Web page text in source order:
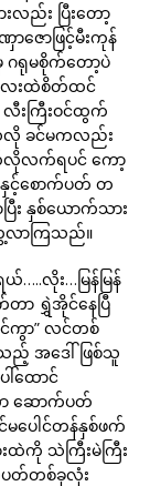
ည်း ပြီးတော့
ဇောဖြင့်မီးကုန်
ဂရုမစိုက်တော့ပဲ
ေးထဲစိတ်ထင်
လီးကြီးဝင်ထွက်
သလို ခင်မကလည်း
လိုလက်ရပင် ကော့
င့်စောက်ပတ် တ
နှစ်ယောက်သား
ာကြသည်။
လိုး…မြန်မြန်
ာ ရွှဲအိုင်နေပြီ
င်ကွာ” လင်တစ်
ည့် အဒေါ်ဖြစ်သူ
ါ်ထောင်
ာ ဆောက်ပတ်
ပေါင်တန်နှစ်ဖက်
းထဲကို သဲကြီးမဲကြီး
ပတ်တစ်ခုလုံး